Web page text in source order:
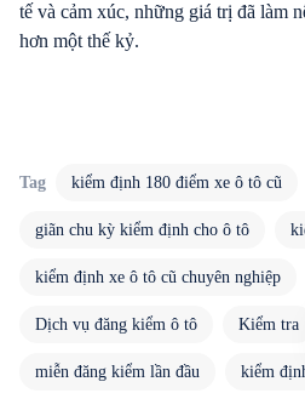
tế và cảm xúc, những giá trị đã làm
hơn một thế kỷ.
Tag kiểm định 180 điểm xe ô tô cũ
giãn chu kỳ kiểm định cho ô tô
kiểm định xe ô tô cũ chuyên nghiệp
Dịch vụ đăng kiểm ô tô Kiểm tra
miễn đăng kiểm lần đầu kiểm